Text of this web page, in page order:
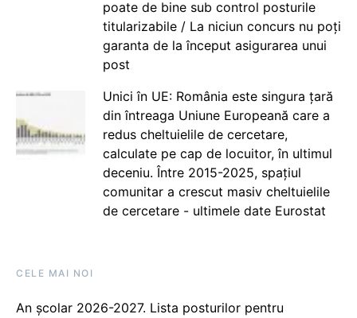
poate de bine sub control posturile
titularizabile / La niciun concurs nu poți
garanta de la început asigurarea unui
post
Unici în UE: România este singura țară
din întreaga Uniune Europeană care a
redus cheltuielile de cercetare,
calculate pe cap de locuitor, în ultimul
deceniu. Între 2015-2025, spațiul
comunitar a crescut masiv cheltuielile
de cercetare - ultimele date Eurostat
CELE MAI NOI
An școlar 2026-2027. Lista posturilor pentru